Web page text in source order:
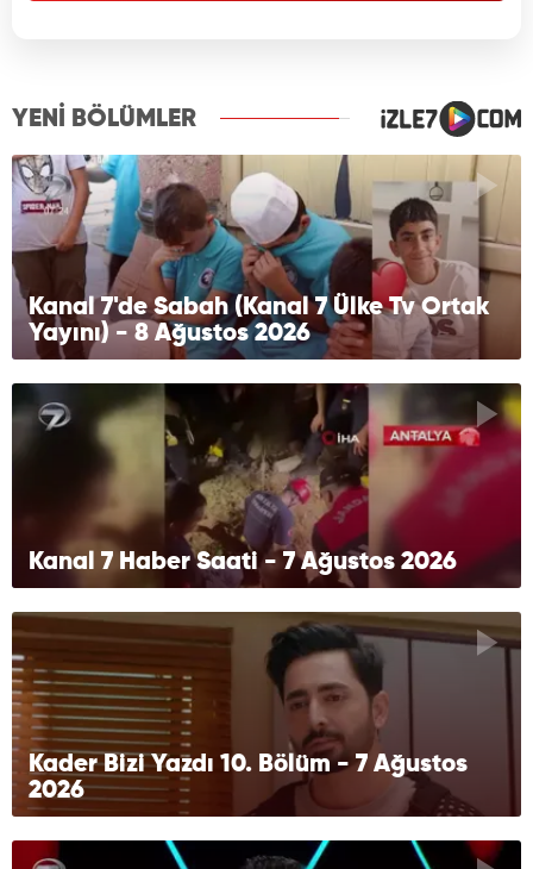
YENİ BÖLÜMLER
Kanal 7'de Sabah (Kanal 7 Ülke Tv Ortak
Yayını) - 8 Ağustos 2026
Kanal 7 Haber Saati - 7 Ağustos 2026
Kader Bizi Yazdı 10. Bölüm - 7 Ağustos
2026